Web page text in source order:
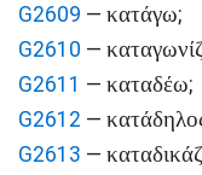
G2609 — κατάγω;
G2610 —
G2611 — καταδέω;
G2612 —
G2613 —